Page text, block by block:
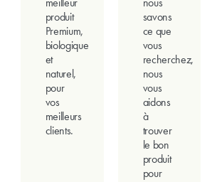
produit
Premium,
biologique
et
naturel,
pour
vos
meilleurs
clients.
savons
ce que
vous
recherchez,
nous
vous
aidons
à
trouver
le bon
produit
pour